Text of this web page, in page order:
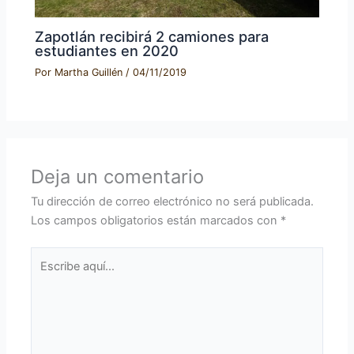
Zapotlán recibirá 2 camiones para
estudiantes en 2020
Por Martha Guillén/04/11/2019
Deja un comentario
Tu dirección de correo electrónico no será publicada.
Los campos obligatorios están marcados con *
aquí...